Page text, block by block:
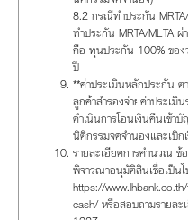
8.2 กรณีทำประกัน
ทำประกัน MRTA/MLTA
คือ ทุนประกัน 100% ของ
ปี
**ค่าประเมินหลักประกัน ต
ลูกค้าสำรองจ่ายค่าประเมิ
ดำเนินการโอนเงินคืนเข้า
นิติกรรมจดจำนองและเบิก
รายละเอียดการคำนวณ ข้
พิจารณาอนุมัติสินเชื่อเป็น
https://
cash/ หรือสอบถามรายละ